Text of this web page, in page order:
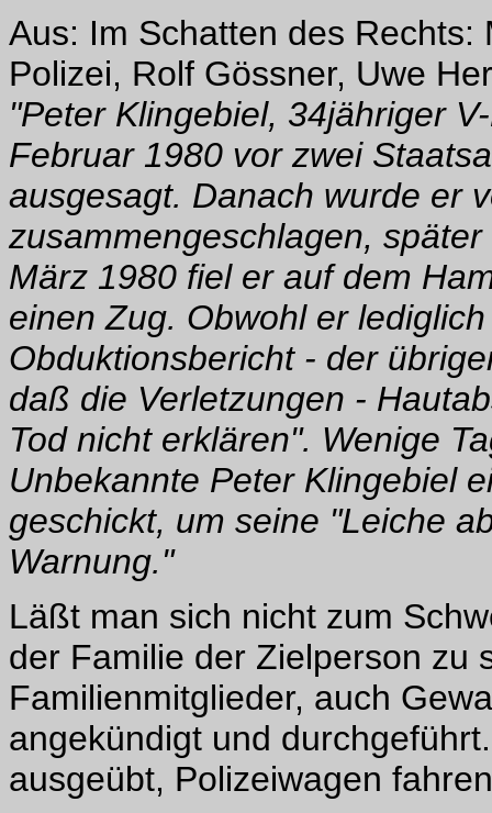
Aus: Im Schatten des
Polizei, Rolf Gössner, Uwe
"Peter Klingebiel, 34jähriger
Februar 1980 vor zwei
ausgesagt. Danach wurde er
zusammengeschlagen,
März 1980 fiel er auf dem
einen Zug. Obwohl er
Obduktionsbericht - der
daß die Verletzungen -
Tod nicht erklären". Wenige
Unbekannte Peter Klingebiel
geschickt, um seine "Leiche
Warnung."
Läßt man sich nicht zum
der Familie der Zielperson zu
Familienmitglieder, auch
angekündigt und
ausgeübt, Polizeiwagen